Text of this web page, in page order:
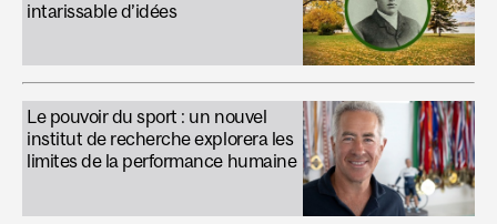
intarissable d’idées
Le pouvoir du sport : un nouvel
institut de recherche explorera les
limites de la performance humaine